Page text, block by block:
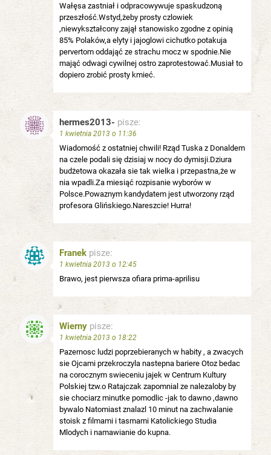
Wałęsa zastniał i odpracowywuje spaskudzoną
przeszłość.Wstyd,żeby prosty czlowiek
,niewykształcony zajął stanowisko zgodne z opinią
85% Polaków,a elyty i jajoglowi cichutko potakuja
pervertom oddająć ze strachu mocz w spodnie.Nie
mająć odwagi cywilnej ostro zaprotestować.Musiał to
dopiero zrobić prosty kmieć.
hermes2013- pisze:
1 kwietnia 2013 o 11:36
Wiadomość z ostatniej chwili! Rząd Tuska z Donaldem
na czele podali się dzisiaj w nocy do dymisji.Dziura
budżetowa okazała sie tak wielka i przepastna,że w
nia wpadli.Za miesiąć rozpisanie wyborów w
Polsce.Powaznym kandydatem jest utworzony rząd
profesora Glińskiego.Nareszcie! Hurra!
Franek pisze:
1 kwietnia 2013 o 12:45
Brawo, jest pierwsza ofiara prima-aprilisu
Wierny pisze:
1 kwietnia 2013 o 18:22
Pazernosc ludzi poprzebieranych w habity , a zwacych
sie Ojcami przekroczyla nastepna bariere Otoz bedac
na corocznym swieceniu jajek w Centrum Kultury
Polskiej tzw.o Ratajczak zapomnial ze nalezaloby by
sie chociarz minutke pomodlic -jak to dawno ,dawno
bywalo Natomiast znalazl 10 minut na zachwalanie
stoisk z filmami i tasmami Katolickiego Studia
Mlodych i namawianie do kupna.